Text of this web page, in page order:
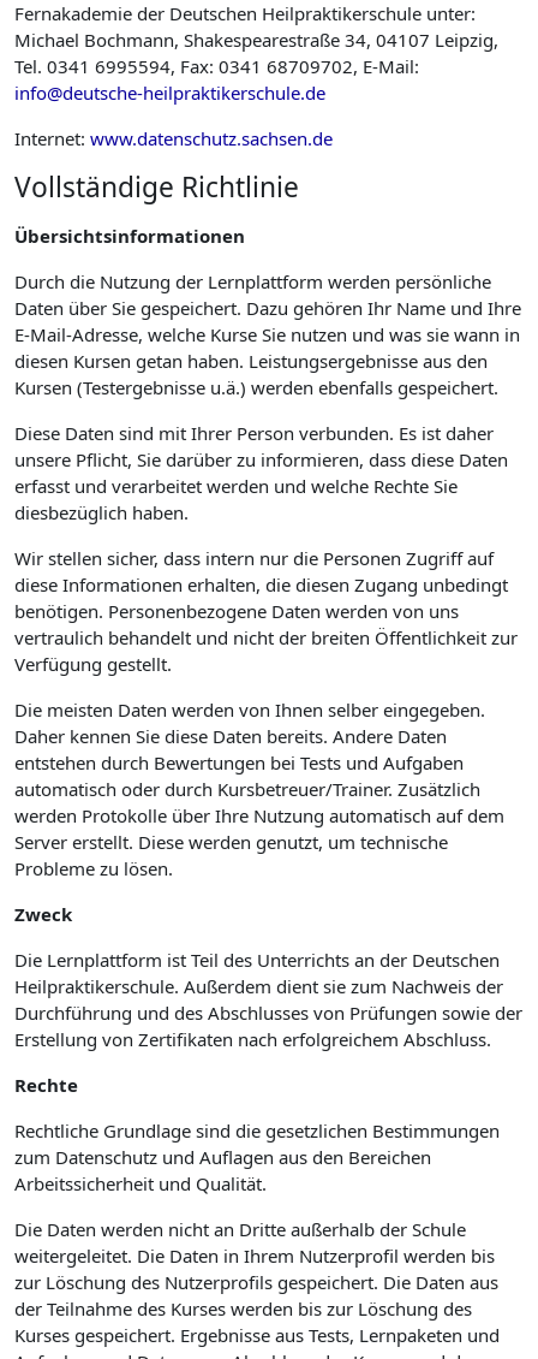
Fernakademie der Deutschen Heilpraktikerschule unter:
Michael Bochmann, Shakespearestraße 34, 04107 Leipzig,
Tel. 0341 6995594, Fax: 0341 68709702, E-Mail:
info@deutsche-heilpraktikerschule.de
Internet: www.datenschutz.sachsen.de
Vollständige Richtlinie
Übersichtsinformationen
Durch die Nutzung der Lernplattform werden persönliche
Daten über Sie gespeichert. Dazu gehören Ihr Name und Ihre
E-Mail-Adresse, welche Kurse Sie nutzen und was sie wann in
diesen Kursen getan haben. Leistungsergebnisse aus den
Kursen (Testergebnisse u.ä.) werden ebenfalls gespeichert.
Diese Daten sind mit Ihrer Person verbunden. Es ist daher
unsere Pflicht, Sie darüber zu informieren, dass diese Daten
erfasst und verarbeitet werden und welche Rechte Sie
diesbezüglich haben.
Wir stellen sicher, dass intern nur die Personen Zugriff auf
diese Informationen erhalten, die diesen Zugang unbedingt
benötigen. Personenbezogene Daten werden von uns
vertraulich behandelt und nicht der breiten Öffentlichkeit zur
Verfügung gestellt.
Die meisten Daten werden von Ihnen selber eingegeben.
Daher kennen Sie diese Daten bereits. Andere Daten
entstehen durch Bewertungen bei Tests und Aufgaben
automatisch oder durch Kursbetreuer/Trainer. Zusätzlich
werden Protokolle über Ihre Nutzung automatisch auf dem
Server erstellt. Diese werden genutzt, um technische
Probleme zu lösen.
Zweck
Die Lernplattform ist Teil des Unterrichts an der Deutschen
Heilpraktikerschule. Außerdem dient sie zum Nachweis der
Durchführung und des Abschlusses von Prüfungen sowie der
Erstellung von Zertifikaten nach erfolgreichem Abschluss.
Rechte
Rechtliche Grundlage sind die gesetzlichen Bestimmungen
zum Datenschutz und Auflagen aus den Bereichen
Arbeitssicherheit und Qualität.
Die Daten werden nicht an Dritte außerhalb der Schule
weitergeleitet. Die Daten in Ihrem Nutzerprofil werden bis
zur Löschung des Nutzerprofils gespeichert. Die Daten aus
der Teilnahme des Kurses werden bis zur Löschung des
Kurses gespeichert. Ergebnisse aus Tests, Lernpaketen und